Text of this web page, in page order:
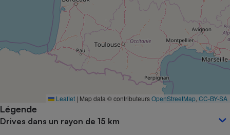
Leaflet | Map data © contributeursOpenStreetMap CC-BY-SA
Légende
Drives dans un rayon de 15 km
Complément
alimentaire
Assurance emprunteur
Banque
Petit électroménager -
Matelas
Mutuelle